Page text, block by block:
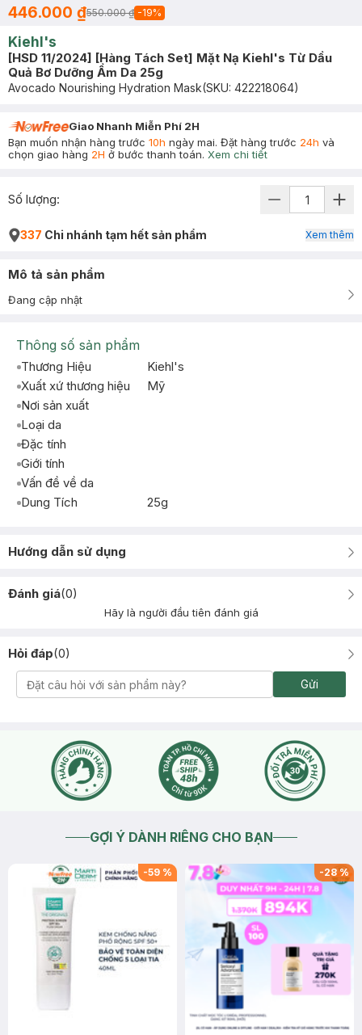
446.000 ₫550.000 ₫ -19%
Kiehl's
[HSD 11/2024] [Hàng Tách Set] Mặt Nạ Kiehl's Từ Dầu
Quả Bơ Dưỡng Ẩm Da 25g
Avocado Nourishing Hydration Mask(SKU: 422218064)
Giao Nhanh Miễn Phí 2H
Bạn muốn nhận hàng trước 10h ngày mai. Đặt hàng trước 24h và
chọn giao hàng 2H ở bước thanh toán. Xem chi tiết
Số lượng:
337 Chi nhánh tạm hết sản phẩm Xem thêm
Mô tả sản phẩm
Đang cập nhật
Thông số sản phẩm
Thương Hiệu
Kiehl's
Xuất xứ thương hiệu
Mỹ
Nơi sản xuất
Loại da
Đặc tính
Giới tính
Vấn đề về da
Dung Tích
25g
Hướng dẫn sử dụng
Đánh giá(0)
Hãy là người đầu tiên đánh giá
Hỏi đáp(0)
Gửi
GỢI Ý DÀNH RIÊNG CHO BẠN
-59 % -28%